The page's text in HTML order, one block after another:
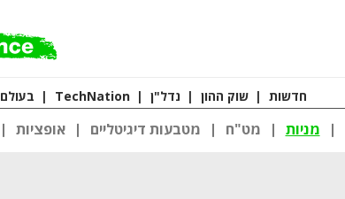
חדשות שוק ההון נדל"ן TechNation בעולם
מניות מט"ח מטבעות דיגיטליים אופציות